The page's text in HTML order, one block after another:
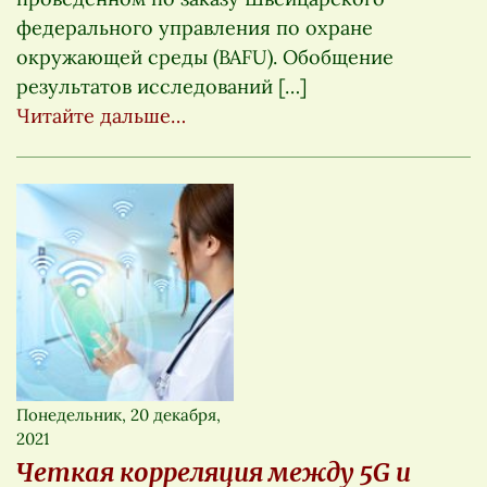
федерального управления по охране
окружающей среды (BAFU). Обобщение
результатов исследований […]
Читайте дальше…
Понедельник, 20 декабря,
2021
Четкая корреляция между 5G и